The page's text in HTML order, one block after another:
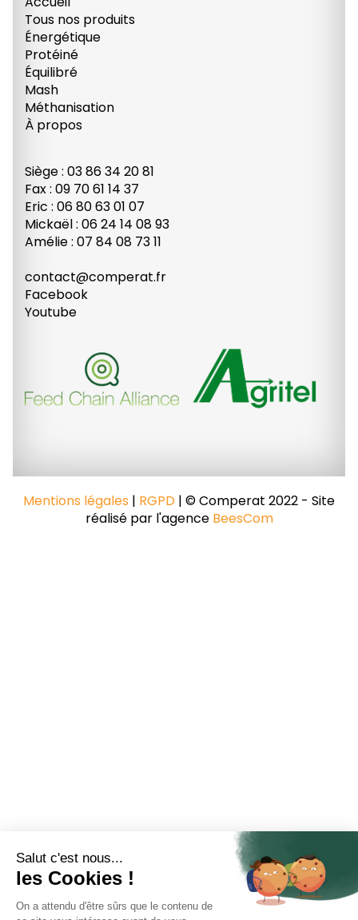
Tous nos produits
Énergétique
Protéiné
Équilibré
Mash
Méthanisation
À propos
Siège : 03 86 34 20 81
Fax : 09 70 61 14 37
Eric : 06 80 63 01 07
Mickaël : 06 24 14 08 93
Amélie : 07 84 08 73 11
contact@comperat.fr
Facebook
Youtube
Mentions légales | RGPD | © Comperat 2022 - Site
réalisé par l'agence BeesCom